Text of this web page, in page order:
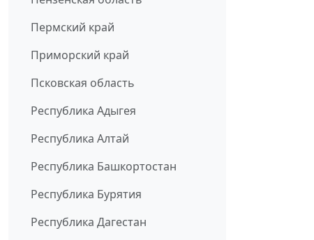
Пермский край
Приморский край
Псковская область
Республика Адыгея
Республика Алтай
Республика Башкортостан
Республика Бурятия
Республика Дагестан